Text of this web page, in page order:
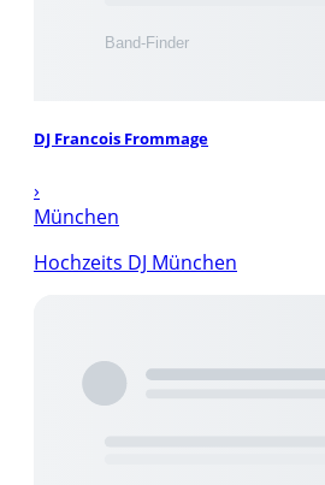
DJ Francois Frommage
›
München
Hochzeits DJ München